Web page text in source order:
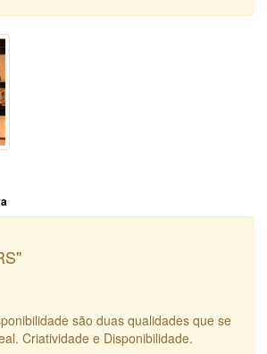
são duas qualidades que se
Criatividade e Disponibilidade.